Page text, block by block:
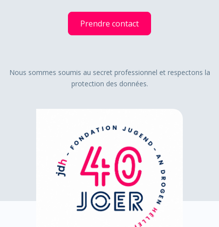
Prendre contact
Nous sommes soumis au secret professionnel et respectons la
protection des données.